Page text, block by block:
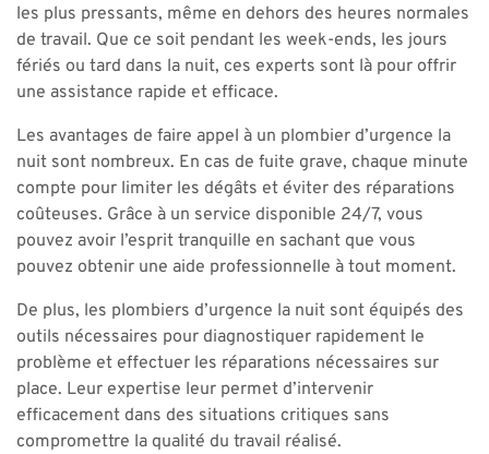
les plus pressants, même en dehors des heures normales
de travail. Que ce soit pendant les week-ends, les jours
fériés ou tard dans la nuit, ces experts sont là pour offrir
une assistance rapide et efficace.
Les avantages de faire appel à un plombier d’urgence la
nuit sont nombreux. En cas de fuite grave, chaque minute
compte pour limiter les dégâts et éviter des réparations
coûteuses. Grâce à un service disponible 24/7, vous
pouvez avoir l’esprit tranquille en sachant que vous
pouvez obtenir une aide professionnelle à tout moment.
De plus, les plombiers d’urgence la nuit sont équipés des
outils nécessaires pour diagnostiquer rapidement le
problème et effectuer les réparations nécessaires sur
place. Leur expertise leur permet d’intervenir
efficacement dans des situations critiques sans
compromettre la qualité du travail réalisé.